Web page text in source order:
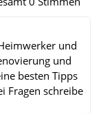
und
und
besten Tipps
Fragen schreibe